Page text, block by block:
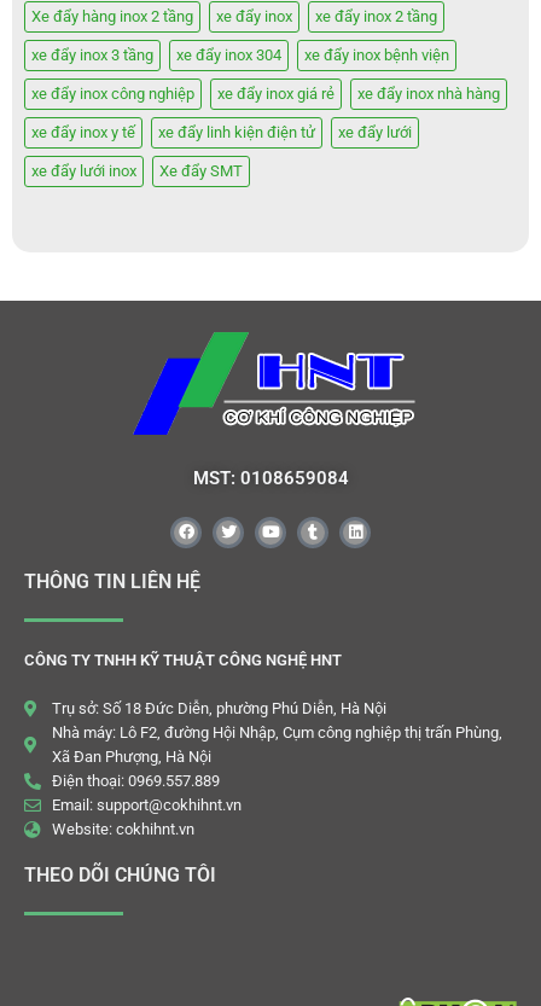
Xe đẩy hàng inox 2 tầng xe đẩy inox xe đẩy inox 2 tầng
xe đẩy inox 3 tầng xe đẩy inox 304 xe đẩy inox bệnh viện
xe đẩy inox công nghiệp xe đẩy inox giá rẻ xe đẩy inox nhà hàng
xe đẩy inox y tế xe đẩy linh kiện điện tử xe đẩy lưới
xe đẩy lưới inox Xe đẩy SMT
MST: 0108659084
THÔNG TIN LIÊN HỆ
CÔNG TY TNHH KỸ THUẬT CÔNG NGHỆ HNT
Trụ sở: Số 18 Đức Diễn, phường Phú Diễn, Hà Nội
Nhà máy: Lô F2, đường Hội Nhập, Cụm công nghiệp thị trấn Phùng,
Xã Đan Phượng, Hà Nội
Điện thoại: 0969.557.889
Email: support@cokhihnt.vn
Website: cokhihnt.vn
THEO DÕI CHÚNG TÔI